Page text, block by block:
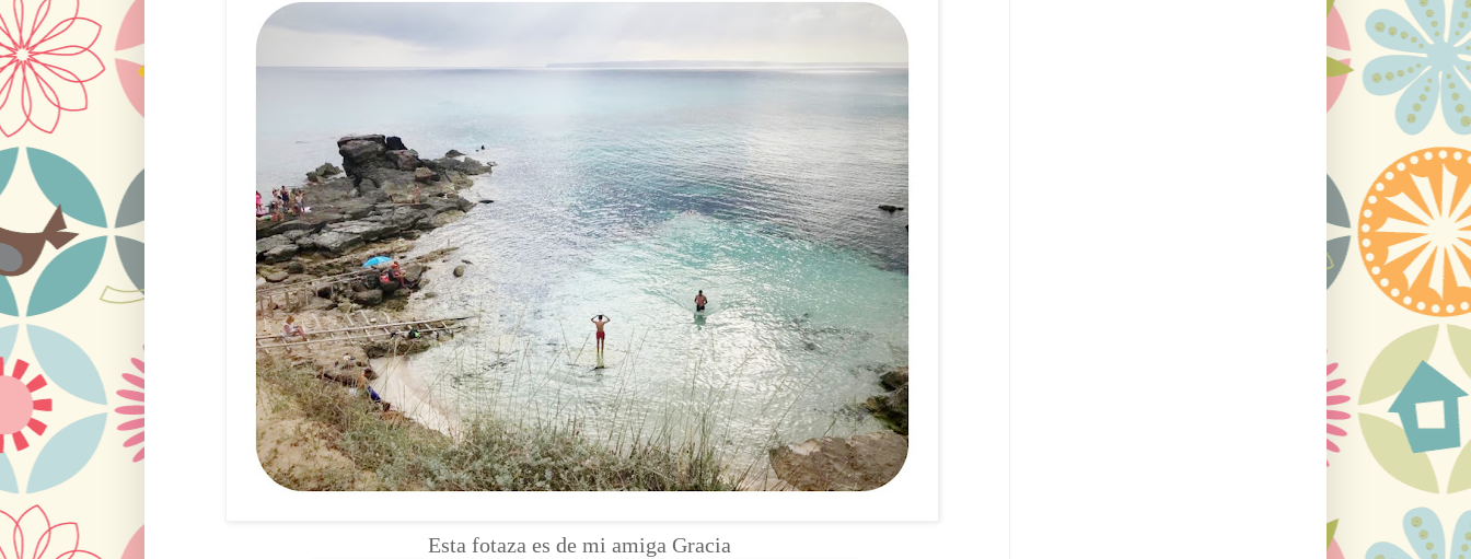
Esta fotaza es de mi amiga Gracia